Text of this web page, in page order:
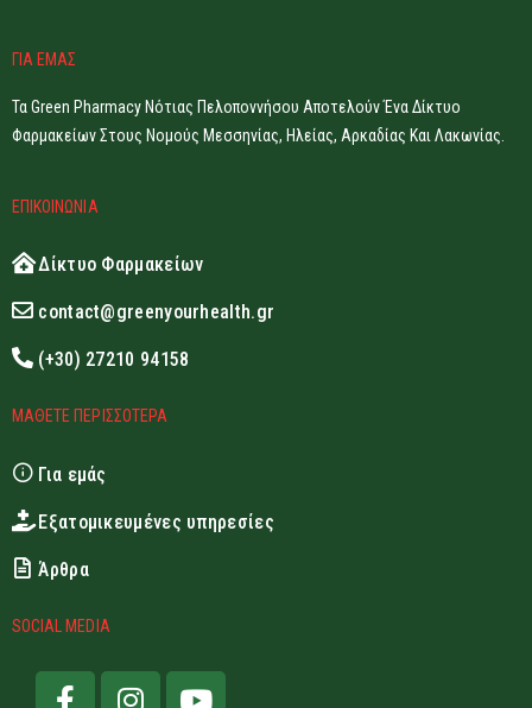
ΓΙΑ ΕΜΑΣ
Τα Green Pharmacy Νότιας Πελοποννήσου Αποτελούν Ένα Δίκτυο
Φαρμακείων Στους Νομούς Μεσσηνίας, Ηλείας, Αρκαδίας Και Λακωνίας.
ΕΠΙΚΟΙΝΩΝΙΑ
Δίκτυο Φαρμακείων
contact@greenyourhealth.gr
(+30) 27210 94158
ΜΑΘΕΤΕ ΠΕΡΙΣΣΟΤΕΡΑ
Για εμάς
Εξατομικευμένες υπηρεσίες
Άρθρα
SOCIAL MEDIA